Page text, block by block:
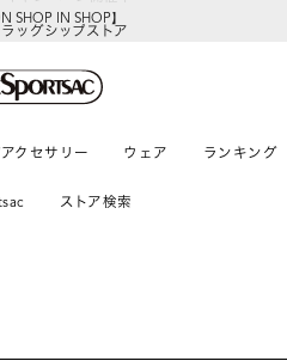
SHOP IN SHOP】
ッグシップストア
クセサリー ウェア ランキング
ストア検索